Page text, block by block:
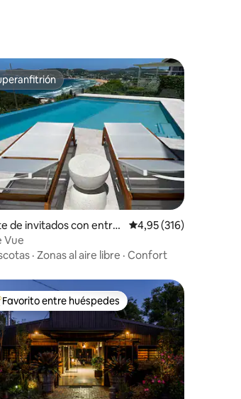
4,88 de 5. 128 evaluaciones
de invitados con entra
en Terrigal
Calificación promedio:
4,95 (316)
Vue
· Zonas al aire libre · Confort
entre los huéspedes más destacados
Favorito entre huéspedes